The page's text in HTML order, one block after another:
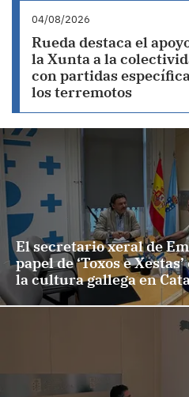
04/08/2026
Rueda destaca el
la Xunta a la
con partidas
los terremotos
El secretario xeral de
papel de ‘Toxos e
la cultura gallega en